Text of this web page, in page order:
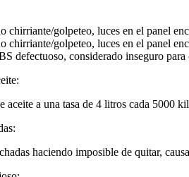
chirriante/golpeteo, luces en el panel
chirriante/golpeteo, luces en el panel
defectuoso, considerado inseguro
aceite a una tasa de 4 litros cada 5000
haciendo imposible de quitar,